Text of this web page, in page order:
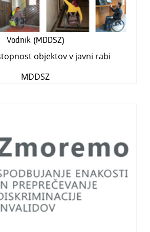
Vodnik (MDDSZ)
objektov v javni rabi
MDDSZ